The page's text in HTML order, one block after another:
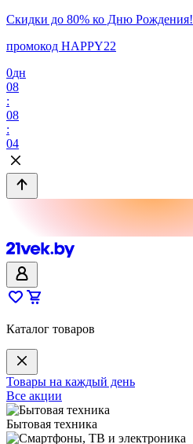
Скидки до 80% ко Дню Рождения!
промокод HAPPY22
0дн
08
:
08
:
04
Каталог товаров
Товары на каждый день
Все акции
Бытовая техника